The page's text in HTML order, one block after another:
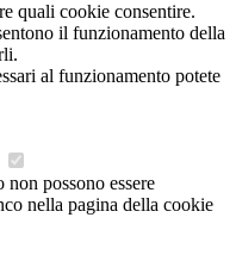
quali cookie consentire.
il funzionamento della
al funzionamento potete
possono essere
nella pagina della cookie